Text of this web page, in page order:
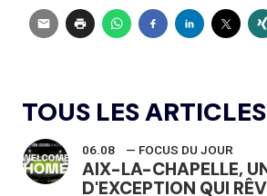
TOUS LES ARTICLES
06.08 — FOCUS DU JOUR
AIX-LA-CHAPELLE,
D'EXCEPTION QUI